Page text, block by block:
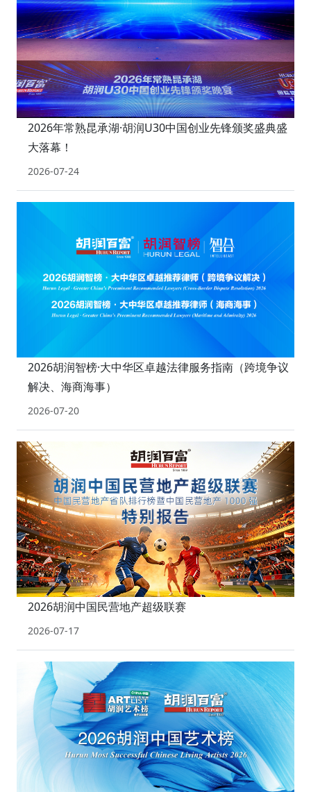
2026年常熟昆承湖·胡润U30中国创业先锋颁奖盛典盛
大落幕！
2026-07-24
2026胡润智榜·大中华区卓越法律服务指南（跨境争议
解决、海商海事）
2026-07-20
2026胡润中国民营地产超级联赛
2026-07-17